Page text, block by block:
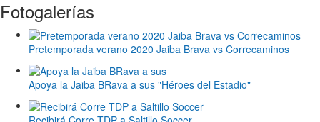
Fotogalerías
Pretemporada verano 2020 Jaiba Brava vs Correcaminos
Apoya la Jaiba BRava a sus "Héroes del Estadio"